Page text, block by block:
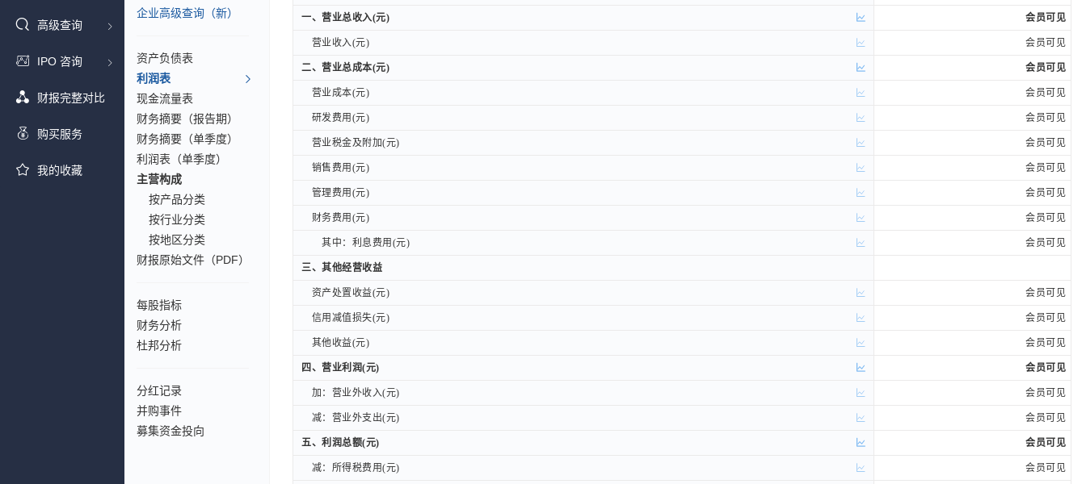
高级查询
IPO 咨询
财报完整对比
购买服务
我的收藏
企业高级查询（新）
资产负债表
利润表
现金流量表
财务摘要（报告期）
财务摘要（单季度）
利润表（单季度）
主营构成
按产品分类
按行业分类
按地区分类
财报原始文件（PDF）
每股指标
财务分析
杜邦分析
分红记录
并购事件
募集资金投向
一、营业总收入(元) 会员可见
营业收入(元) 会员可见
二、营业总成本(元) 会员可见
营业成本(元) 会员可见
研发费用(元) 会员可见
营业税金及附加(元) 会员可见
销售费用(元) 会员可见
管理费用(元) 会员可见
财务费用(元) 会员可见
其中：利息费用(元) 会员可见
三、其他经营收益
资产处置收益(元) 会员可见
信用减值损失(元) 会员可见
其他收益(元) 会员可见
四、营业利润(元) 会员可见
加：营业外收入(元) 会员可见
减：营业外支出(元) 会员可见
五、利润总额(元) 会员可见
减：所得税费用(元) 会员可见
一、营业总收入(元)
营业收入(元)
二、营业总成本(元)
营业成本(元)
研发费用(元)
营业税金及附加(元)
销售费用(元)
管理费用(元)
财务费用(元)
其中：利息费用(元)
三、其他经营收益
资产处置收益(元)
信用减值损失(元)
其他收益(元)
四、营业利润(元)
加：营业外收入(元)
减：营业外支出(元)
五、利润总额(元)
减：所得税费用(元)